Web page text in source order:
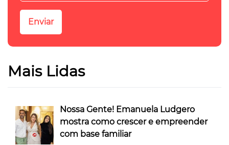
Mais Lidas
Nossa Gente! Emanuela Ludgero
mostra como crescer e empreender
com base familiar